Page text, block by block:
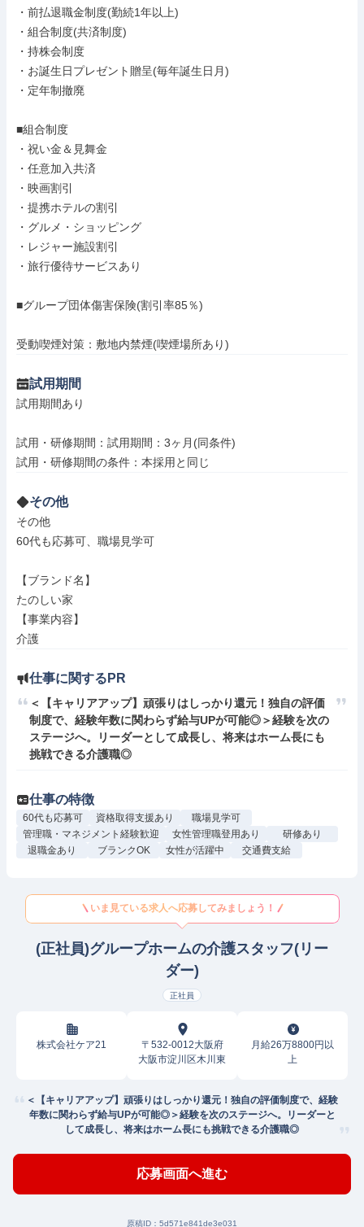
・前払退職金制度(勤続1年以上)
・組合制度(共済制度)
・持株会制度
・お誕生日プレゼント贈呈(毎年誕生日月)
・定年制撤廃
■組合制度
・祝い金＆見舞金
・任意加入共済
・映画割引
・提携ホテルの割引
・グルメ・ショッピング
・レジャー施設割引
・旅行優待サービスあり
■グループ団体傷害保険(割引率85％)
受動喫煙対策：敷地内禁煙(喫煙場所あり)
試用期間
試用期間あり
試用・研修期間：試用期間：3ヶ月(同条件)
その他
その他
60代も応募可、職場見学可
【ブランド名】
たのしい家
【事業内容】
介護
仕事に関するPR
＜【キャリアアップ】頑張りはしっかり還元！独自の評価
制度で、経験年数に関わらず給与UPが可能◎＞経験を次の
ステージへ。リーダーとして成長し、将来はホーム長にも
挑戦できる介護職◎
仕事の特徴
60代も応募可 資格取得支援あり
職場見学可
管理職・マネジメント経験歓迎
女性管理職登用あり
研修あり
退職金あり
ブランクOK 女性が活躍中 交通費支給
いま見ている求人へ応募してみましょう！
(正社員)グループホームの介護スタッフ(リー
ダー)
正社員
株式会社ケア21
〒532-0012大阪府
大阪市淀川区木川東
月給26万8800円以
上
＜【キャリアアップ】頑張りはしっかり還元！独自の評価制度で、経験
年数に関わらず給与UPが可能◎＞経験を次のステージへ。リーダーと
して成長し、将来はホーム長にも挑戦できる介護職◎
応募画面へ進む
原稿ID： 5d571e841de3e031